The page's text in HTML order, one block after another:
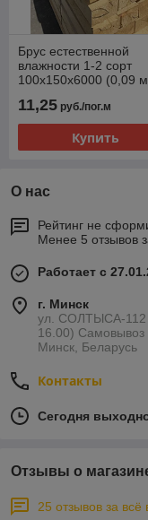
Брус естественной
влажности 1-2 сорт
100х150х6000 (0,09
11,25 руб./пог.м
Купить
О нас
Рейтинг не
Менее 5 отзывов
Работает с
г. Минск
ул. СОЛТЫСА-112
16.00) Самовывоз
Минск, Беларусь
Контакты
Сегодня
Отзывы о
25 отзывов за всё